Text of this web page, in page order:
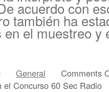
acuerdo con
también ha
el muestreo y
General
Comments
el Concurso 60 Sec Radio